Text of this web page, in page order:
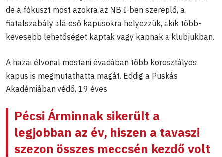
de a fókuszt most azokra az NB I-ben szereplő, a
fiatalszabály alá eső kapusokra helyezzük, akik több-
kevesebb lehetőséget kaptak vagy kapnak a klubjukban.
A hazai élvonal mostani évadában több korosztályos
kapus is megmutathatta magát. Eddig a Puskás
Akadémiában védő, 19 éves
Pécsi Árminnak sikerült a
legjobban az év, hiszen a tavaszi
szezon összes meccsén kezdő volt